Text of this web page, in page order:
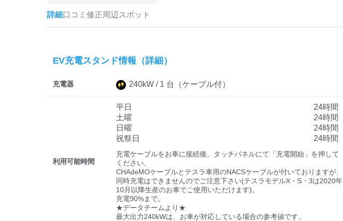
詳細口コミ 修正周辺スポット
EV充電スタンド情報（詳細）
充電器 240kW / 1 台 （ケーブル付）
利用可能時間
平日
24時間
土曜
24時間
日曜
24時間
祝祭日
24時間
充電ケーブルをお車に接続後、タッチパネルにて「充電開始」を押して
ください。
CHAdeMOケーブルとテスラ車用のNACSケーブルが付いておりますが、
同時充電はできませんのでご注意下さい(テスラモデルX・S・3は2020年
10月以降生産のお車でご使用いただけます)。
充電90%まで。
★データチームより★
最大出力240kWは、お車が対応している場合の参考値です。